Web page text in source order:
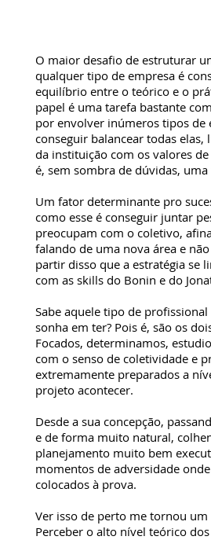
O maior desafio de estruturar
qualquer tipo de empresa é
equilíbrio entre o teórico e o
papel é uma tarefa bastante
por envolver inúmeros tipos de
conseguir balancear todas elas,
da instituição com os valores
é, sem sombra de dúvidas,
Um fator determinante pro
como esse é conseguir juntar
preocupam com o coletivo,
falando de uma nova área e
partir disso que a estratégia se
com as skills do Bonin e do
Sabe aquele tipo de
sonha em ter? Pois é, são os
Focados, determinamos,
com o senso de coletividade e
extremamente preparados a
projeto acontecer.
Desde a sua concepção,
e de forma muito natural,
planejamento muito bem
momentos de adversidade
colocados à prova.
Ver isso de perto me tornou
Perceber o alto nível teórico